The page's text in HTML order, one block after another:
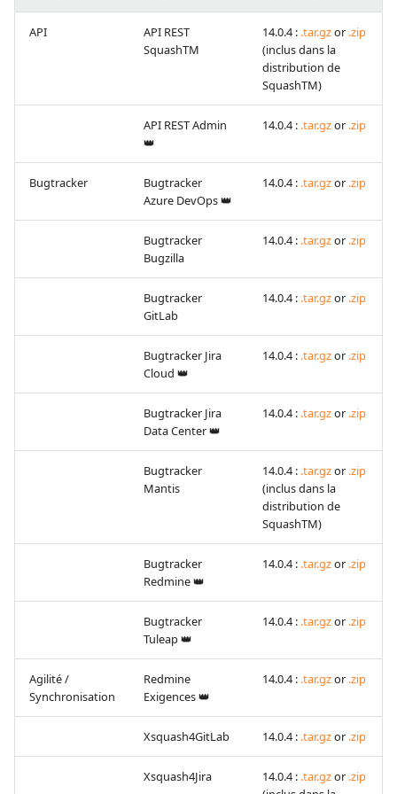
Rapport avancement
qualitatif
Redmine Bugtracker
SquashTM Premium
Workflow
Xsquash4GitLab
Xsquash4Jira
Xsquash
API
API REST
SquashTM
14.0.4 : .tar.gzor .zip
(inclus dans la
distribution de
SquashTM)
API REST Admin
👑
14.0.4 : .tar.gzor .zip
Bugtracker
Bugtracker
Azure DevOps 👑
14.0.4 : .tar.gzor .zip
Bugtracker
Bugzilla
14.0.4 : .tar.gzor .zip
Bugtracker
GitLab
14.0.4 : .tar.gzor .zip
Bugtracker Jira
Cloud 👑
14.0.4 : .tar.gzor .zip
Bugtracker Jira
Data Center 👑
14.0.4 : .tar.gzor .zip
Bugtracker
Mantis
14.0.4 : .tar.gzor .zip
(inclus dans la
distribution de
SquashTM)
Bugtracker
Redmine 👑
14.0.4 : .tar.gzor .zip
Bugtracker
Tuleap 👑
14.0.4 : .tar.gzor .zip
Agilité /
Synchronisation
Redmine
Exigences 👑
14.0.4 : .tar.gzor .zip
Xsquash4GitLab 14.0.4 : .tar.gzor .zip
Xsquash4Jira 14.0.4 : .tar.gzor .zip